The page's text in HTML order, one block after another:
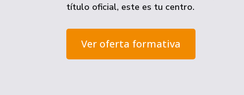
título oficial, este es tu centro.
Ver oferta formativa